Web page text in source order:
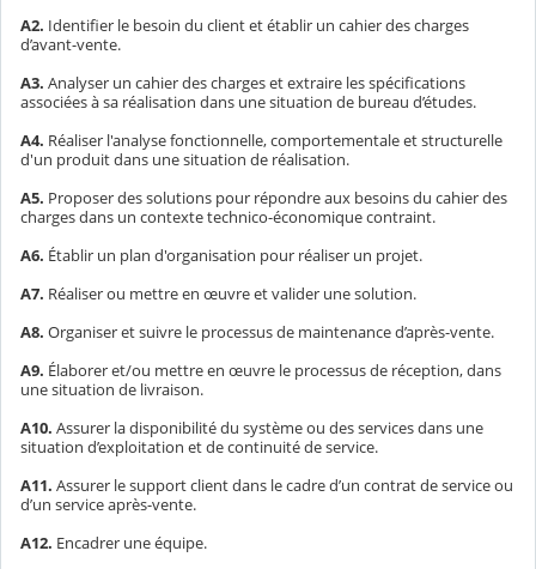
A2. Identifier le besoin du client et établir un cahier des charges
d’avant-vente.
A3. Analyser un cahier des charges et extraire les spécifications
associées à sa réalisation dans une situation de bureau d’études.
A4. Réaliser l'analyse fonctionnelle, comportementale et structurelle
d'un produit dans une situation de réalisation.
A5. Proposer des solutions pour répondre aux besoins du cahier des
charges dans un contexte technico-économique contraint.
A6. Établir un plan d'organisation pour réaliser un projet.
A7. Réaliser ou mettre en œuvre et valider une solution.
A8. Organiser et suivre le processus de maintenance d’après-vente.
A9. Élaborer et/ou mettre en œuvre le processus de réception, dans
une situation de livraison.
A10. Assurer la disponibilité du système ou des services dans une
situation d’exploitation et de continuité de service.
A11. Assurer le support client dans le cadre d’un contrat de service ou
d’un service après-vente.
A12. Encadrer une équipe.